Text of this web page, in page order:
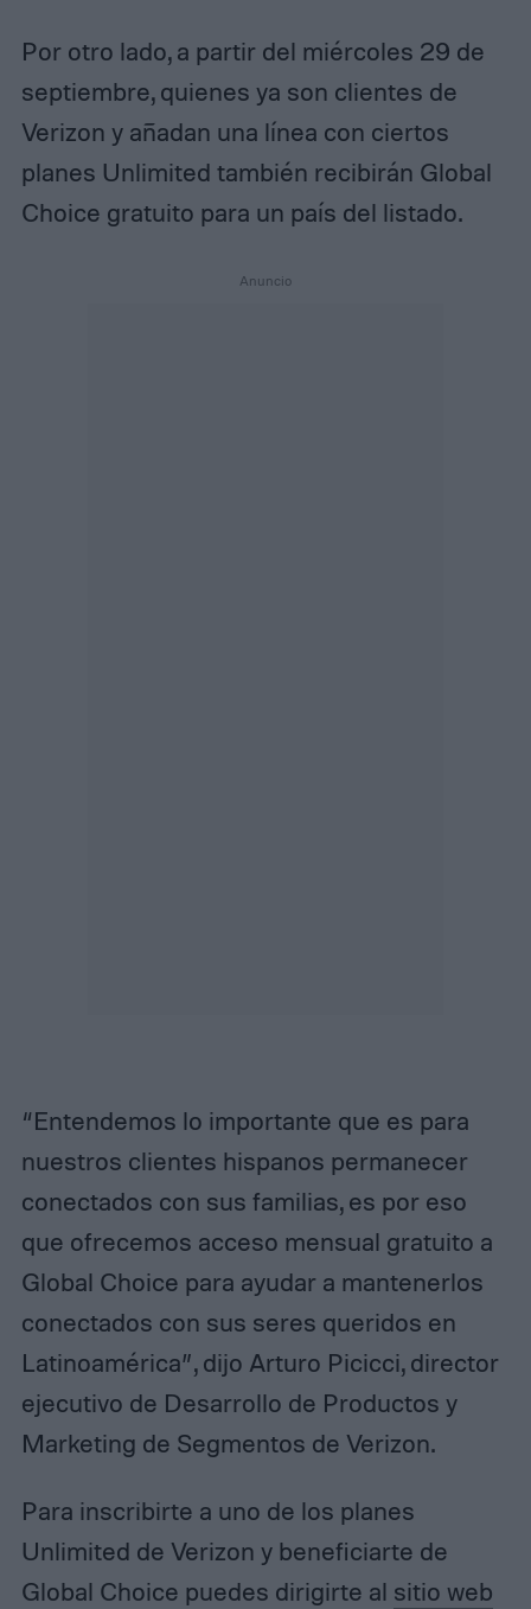
Por otro lado, a partir del miércoles 29 de
septiembre, quienes ya son clientes de
Verizon y añadan una línea con ciertos
planes Unlimited también recibirán Global
Choice gratuito para un país del listado.
“Entendemos lo importante que es para
nuestros clientes hispanos permanecer
conectados con sus familias, es por eso
que ofrecemos acceso mensual gratuito a
Global Choice para ayudar a mantenerlos
conectados con sus seres queridos en
Latinoamérica”, dijo Arturo Picicci, director
ejecutivo de Desarrollo de Productos y
Marketing de Segmentos de Verizon.
Para inscribirte a uno de los planes
Unlimited de Verizon y beneficiarte de
Global Choice puedes dirigirte al sitio web